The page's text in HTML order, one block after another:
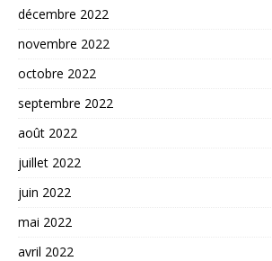
décembre 2022
novembre 2022
octobre 2022
septembre 2022
août 2022
juillet 2022
juin 2022
mai 2022
avril 2022